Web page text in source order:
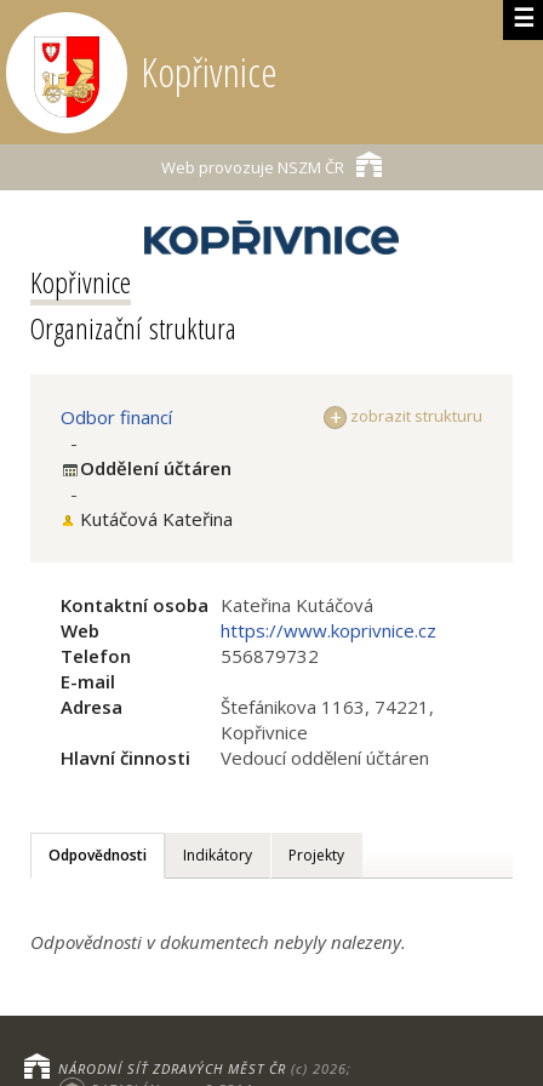
☰
Kopřivnice
Web provozuje NSZM ČR
Kopřivnice
Organizační struktura
zobrazit strukturu
Odbor financí
-
Oddělení účtáren
-
Kutáčová Kateřina
Kontaktní osoba Kateřina Kutáčová
Web
https://www.koprivnice.cz
Telefon
556879732
E-mail
Adresa
Štefánikova 1163, 74221,
Kopřivnice
Hlavní činnosti
Vedoucí oddělení účtáren
Odpovědnosti Indikátory Projekty
Odpovědnosti v dokumentech nebyly nalezeny.
NÁRODNÍ SÍŤ ZDRAVÝCH MĚST ČR (c) 2026;